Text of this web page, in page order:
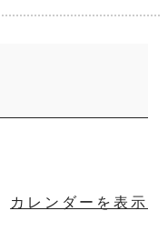
カレンダーを表示